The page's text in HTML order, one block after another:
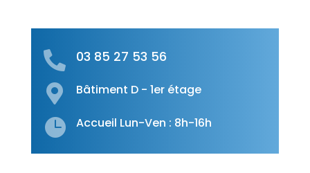
 03 85 27 53 56
 Bâtiment D - 1er étage
 Accueil Lun-Ven : 8h-16h